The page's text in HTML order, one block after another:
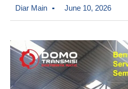
Diar Main June 10, 2026